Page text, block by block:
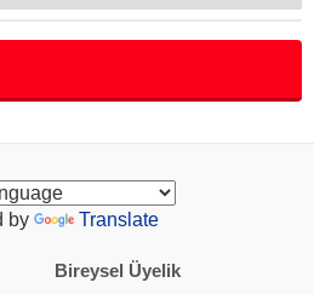
by Translate
Bireysel Üyelik